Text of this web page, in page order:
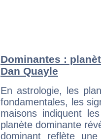
Dominantes :
Dan Quayle
En astrologie, les
fondamentales, les
maisons indiquent
planète dominante
dominant reflète